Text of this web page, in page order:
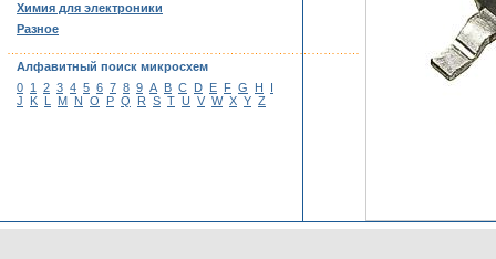
Химия для электроники
Разное
Алфавитный поиск микросхем
0 1 2 3 4 5 6 7 8 9 A B C D E F G H
I
J
K L M N O P Q R S T U V W X Y Z